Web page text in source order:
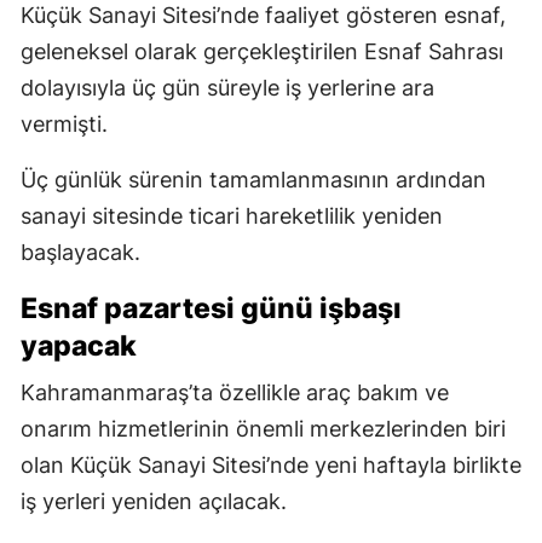
Küçük Sanayi Sitesi’nde faaliyet gösteren esnaf,
geleneksel olarak gerçekleştirilen Esnaf Sahrası
dolayısıyla üç gün süreyle iş yerlerine ara
vermişti.
Üç günlük sürenin tamamlanmasının ardından
sanayi sitesinde ticari hareketlilik yeniden
başlayacak.
Esnaf pazartesi günü işbaşı
yapacak
Kahramanmaraş’ta özellikle araç bakım ve
onarım hizmetlerinin önemli merkezlerinden biri
olan Küçük Sanayi Sitesi’nde yeni haftayla birlikte
iş yerleri yeniden açılacak.